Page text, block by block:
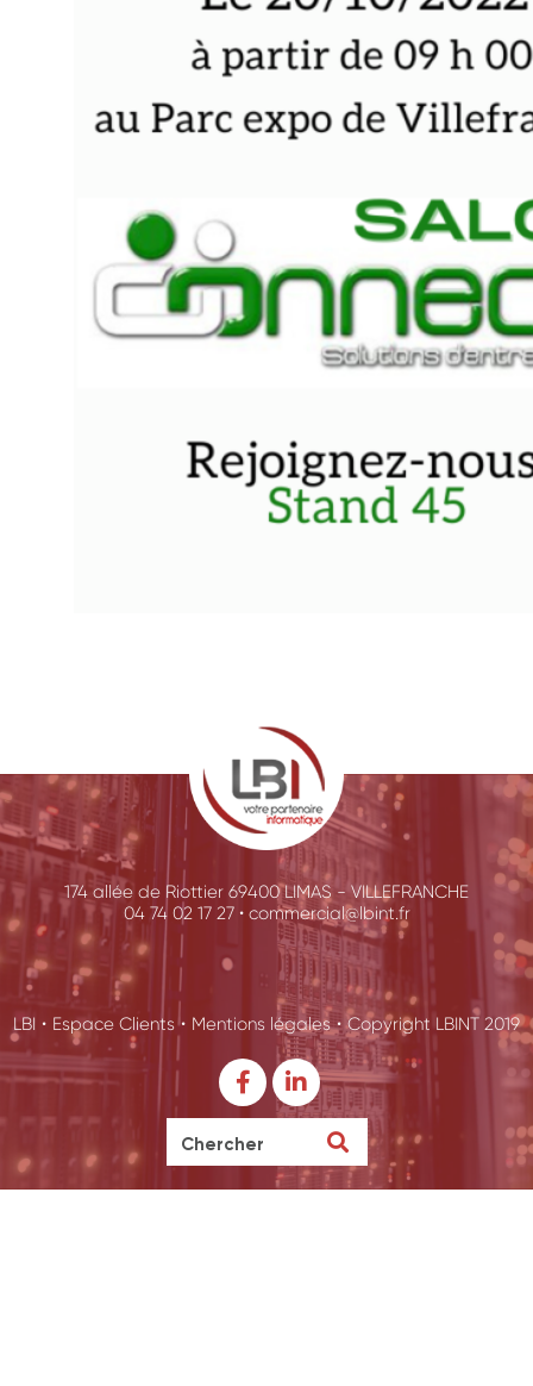
174 allée de Riottier 69400 LIMAS - VILLEFRANCHE
04 74 02 17 27 • commercial@lbint.fr
LBI • Espace Clients • Mentions légales • Copyright LBINT 2019